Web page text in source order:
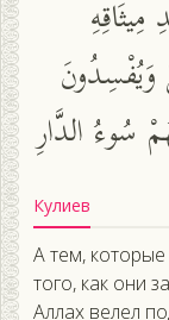
وَيُفْسِدُونَ
سُوءُ الدَّارِ
Кулиев
А тем,
того, как они
Аллах велел